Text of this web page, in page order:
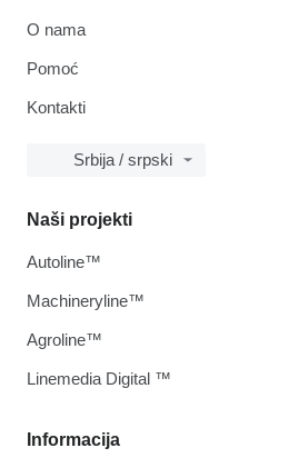
O nama
Pomoć
Kontakti
Srbija / srpski
Informacija
Naši projekti
Autoline™
Machineryline™
Agroline™
Linemedia Digital ™